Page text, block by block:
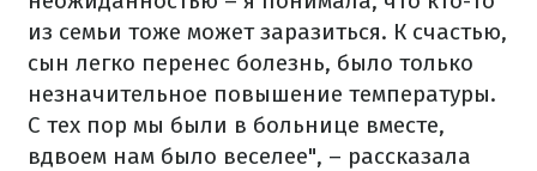
из семьи тоже может заразиться. К счастью,
сын легко перенес болезнь, было только
незначительное повышение температуры.
С тех пор мы были в больнице вместе,
вдвоем нам было веселее", – рассказала